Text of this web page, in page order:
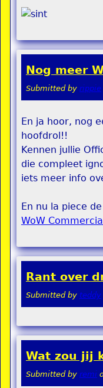
Nog meer
Submitted by rippie
En ja hoor, nog
hoofdrol!!
Kennen jullie
die compleet
iets meer info
En nu la piece
WoW
Rant over
Submitted by teddy
Wat zou jij
Submitted by remi